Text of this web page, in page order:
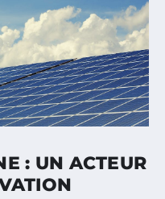
: UN ACTEUR